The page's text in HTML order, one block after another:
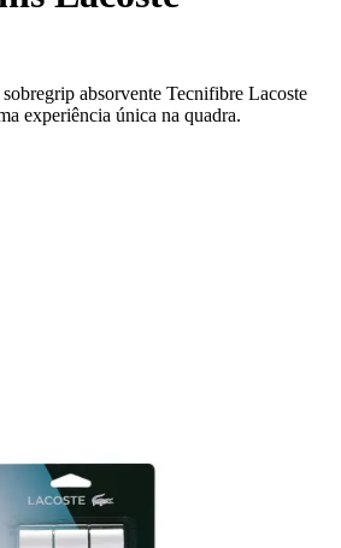
absorvente Tecnifibre Lacoste
experiência única na quadra.